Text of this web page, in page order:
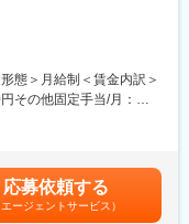
賞与実績は、支給月数年
。
り、働きやすい環境でご
始し、2011年には更に工
にこだわりっており、
ネジメントシステム
心に、全体の方針を策定
基づく体制を整備し、各
ることが求められま
す。さらに、薬機法の改
切な情報提供と対応策の
態＞月給制＜賃金内訳＞
その他固定手当/月：
考を通じて上下する可能
めた表記です。
応募依頼する
エージェントサービス）